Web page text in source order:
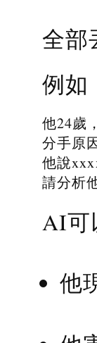
全部
例如
他24歲
分手原
他說
請分析
AI可
他